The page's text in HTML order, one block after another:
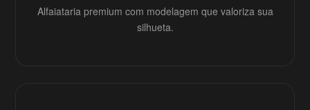
Alfaiataria premium com modelagem que valoriza sua
silhueta.